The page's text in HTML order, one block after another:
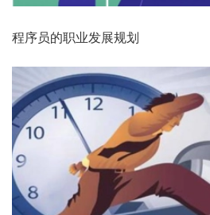
程序员的职业发展规划